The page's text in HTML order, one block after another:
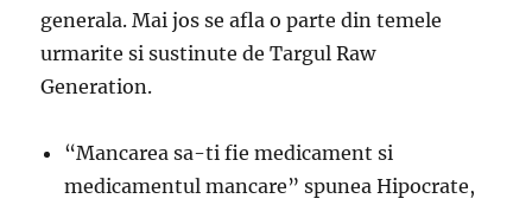
generala. Mai jos se afla o parte din temele
urmarite si sustinute de Targul Raw
Generation.
“Mancarea sa-ti fie medicament si
medicamentul mancare” spunea Hipocrate,